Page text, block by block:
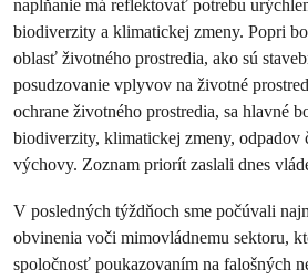
napĺňanie má reflektovať potrebu
biodiverzity a klimatickej zmeny. Popri
oblasť životného prostredia, ako sú
posudzovanie vplyvov na životné
ochrane životného prostredia, sa hlavné
biodiverzity, klimatickej zmeny, odpadov
výchovy. Zoznam priorít zaslali dnes
V posledných týždňoch sme počúvali
obvinenia voči mimovládnemu sektoru,
spoločnosť poukazovaním na falošných